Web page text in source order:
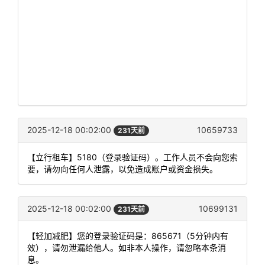
2025-12-18 00:02:00 231天前 10659733
【立行租车】5180（登录验证码）。工作人员不会向您索
要，请勿向任何人泄露，以免造成账户或资金损失。
2025-12-18 00:02:00 231天前 10699131
【轻加减肥】您的登录验证码是：865671（5分钟内有
效），请勿泄漏给他人。如非本人操作，请忽略本条消
息。